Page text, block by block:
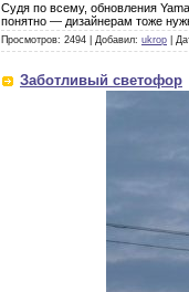
Судя по всему, обновления
понятно — дизайнерам тоже
Просмотров: 2494 | Добавил: ukrop |
Заботливый светофор